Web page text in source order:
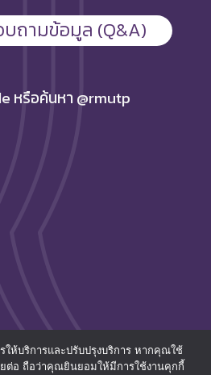
ถามข้อมูล (Q&A)
หรือค้นหา @rmutp
of Technology Phra
ห้บริการและปรับปรุงบริการ หากคุณใช้
ต่อ ถือว่าคุณยินยอมให้มีการใช้งานคุกกี้